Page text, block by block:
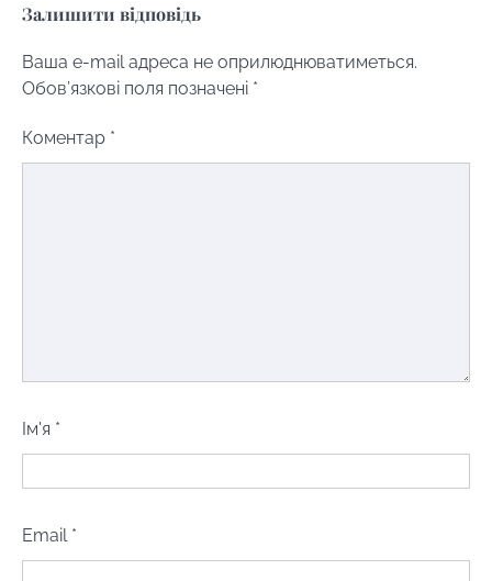
Залишити відповідь
Ваша e-mail адреса не оприлюднюватиметься.
Обов’язкові поля позначені *
Коментар *
Ім'я *
Email *